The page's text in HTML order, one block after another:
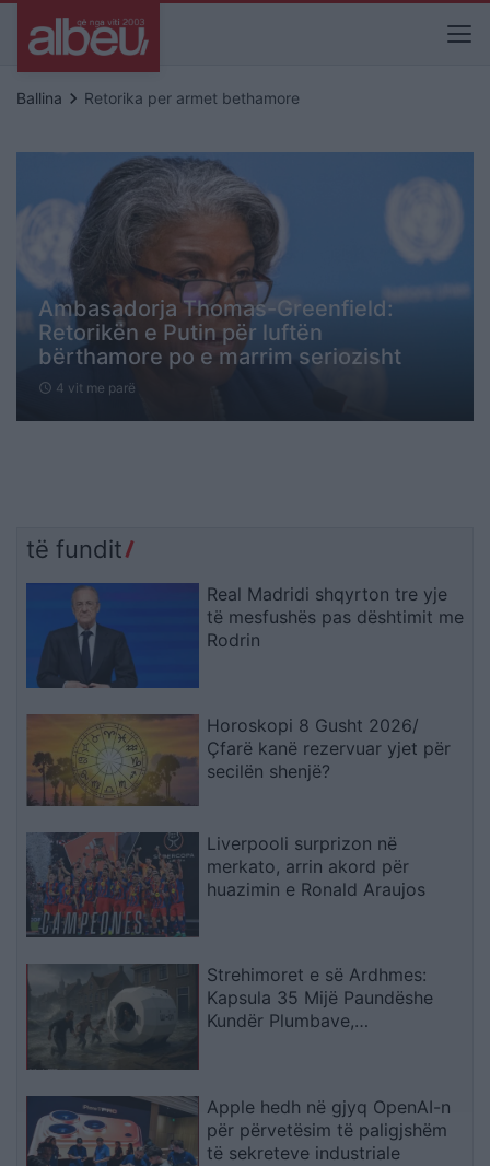
Ballina keyboard_arrow_right Retorika per armet bethamore
Ambasadorja Thomas-Greenfield:
Retorikën e Putin për luftën
bërthamore po e marrim seriozisht
schedule 4 vit me parë
të fundit
Real Madridi shqyrton tre yje
të mesfushës pas dështimit me
Rodrin
Horoskopi 8 Gusht 2026/
Çfarë kanë rezervuar yjet për
secilën shenjë?
Liverpooli surprizon në
merkato, arrin akord për
huazimin e Ronald Araujos
Strehimoret e së Ardhmes:
Kapsula 35 Mijë Paundëshe
Kundër Plumbave,
Apple hedh në gjyq OpenAI-n
për përvetësim të paligjshëm
të sekreteve industriale